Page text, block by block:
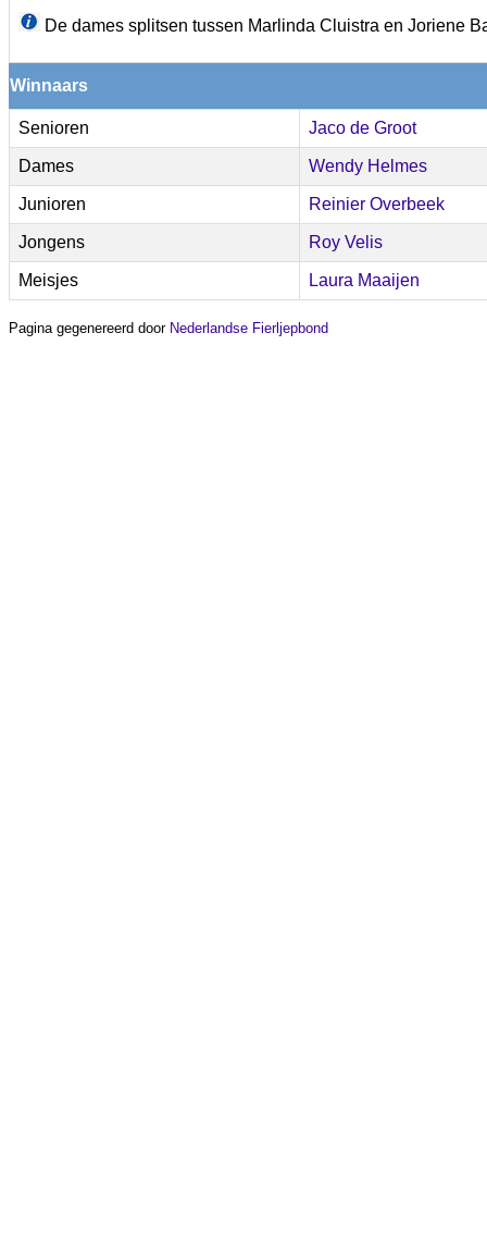
De dames splitsen tussen Marlinda Cluistra en Joriene
Winnaars
Senioren Jaco de Groot
Dames Wendy Helmes
Junioren Reinier Overbeek
Jongens Roy Velis
Meisjes Laura Maaijen
Pagina gegenereerd door Nederlandse Fierljepbond